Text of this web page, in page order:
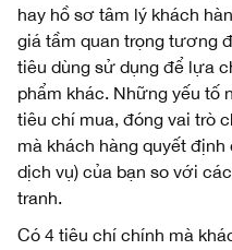
hay hồ sơ tâm lý khách
giá tầm quan trọng tương
tiêu dùng sử dụng để lựa
phẩm khác. Những yếu
tiêu chí mua, đóng vai trò
mà khách hàng quyết
dịch vụ) của bạn so với
tranh.
Có 4 tiêu chí chính mà